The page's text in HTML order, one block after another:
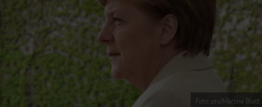
Foto: pro/Martina Blatt